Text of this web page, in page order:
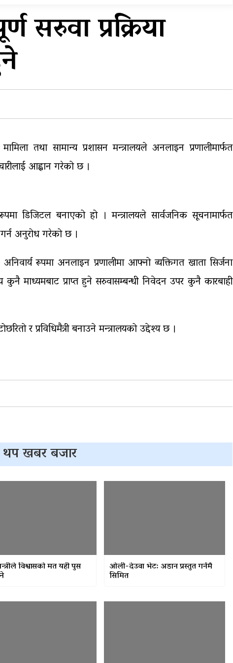
प्रदेशको भागबण्डा यस्तो छ…
सरुवा प्रक्रिया
तथा सामान्य प्रशासन मन्त्रालयले अनलाइन प्रणालीमार्फत
आह्वान गरेको छ ।
रूपमा डिजिटल बनाएको हो । मन्त्रालयले सार्वजनिक सूचनामार्फत
अनुरोध गरेको छ ।
रूपमा अनलाइन प्रणालीमा आफ्नो व्यक्तिगत खाता सिर्जना
माध्यमबाट प्राप्त हुने सरुवासम्बन्धी निवेदन उपर कुनै कारबाही
र प्रविधिमैत्री बनाउने मन्त्रालयको उद्देश्य छ ।
थप खबर बजार
विश्वासको मत यही पुस ओली-देउवा भेट: अडान प्रस्तुत गर्नमै
सिमित